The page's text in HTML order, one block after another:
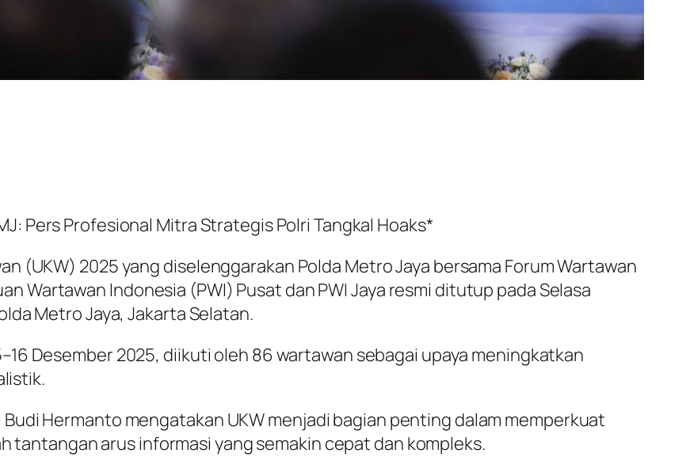
Pers Profesional Mitra Strategis Polri Tangkal Hoaks*
(UKW) 2025 yang diselenggarakan Polda Metro Jaya bersama Forum Wartawan
Wartawan Indonesia (PWI) Pusat dan PWI Jaya resmi ditutup pada Selasa
Metro Jaya, Jakarta Selatan.
Desember 2025, diikuti oleh 86 wartawan sebagai upaya meningkatkan
Budi Hermanto mengatakan UKW menjadi bagian penting dalam memperkuat
tantangan arus informasi yang semakin cepat dan kompleks.